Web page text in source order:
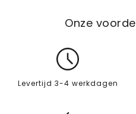
Onze
Levertijd 3-4 werkdagen